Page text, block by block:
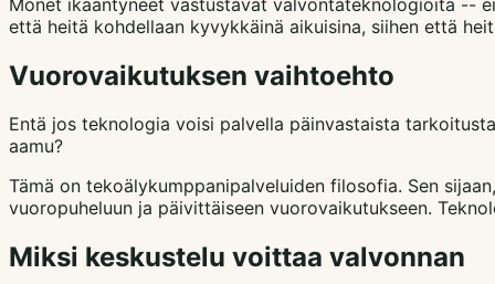
että heitä kohdellaan kyvykkäinä aikuisina, siihen että
Vuorovaikutuksen vaihtoehto
Entä jos teknologia voisi palvella päinvastaista
aamu?
Tämä on tekoälykumppanipalveluiden filosofia. Sen
vuoropuheluun ja päivittäiseen vuorovaikutukseen.
Miksi keskustelu voittaa valvonnan